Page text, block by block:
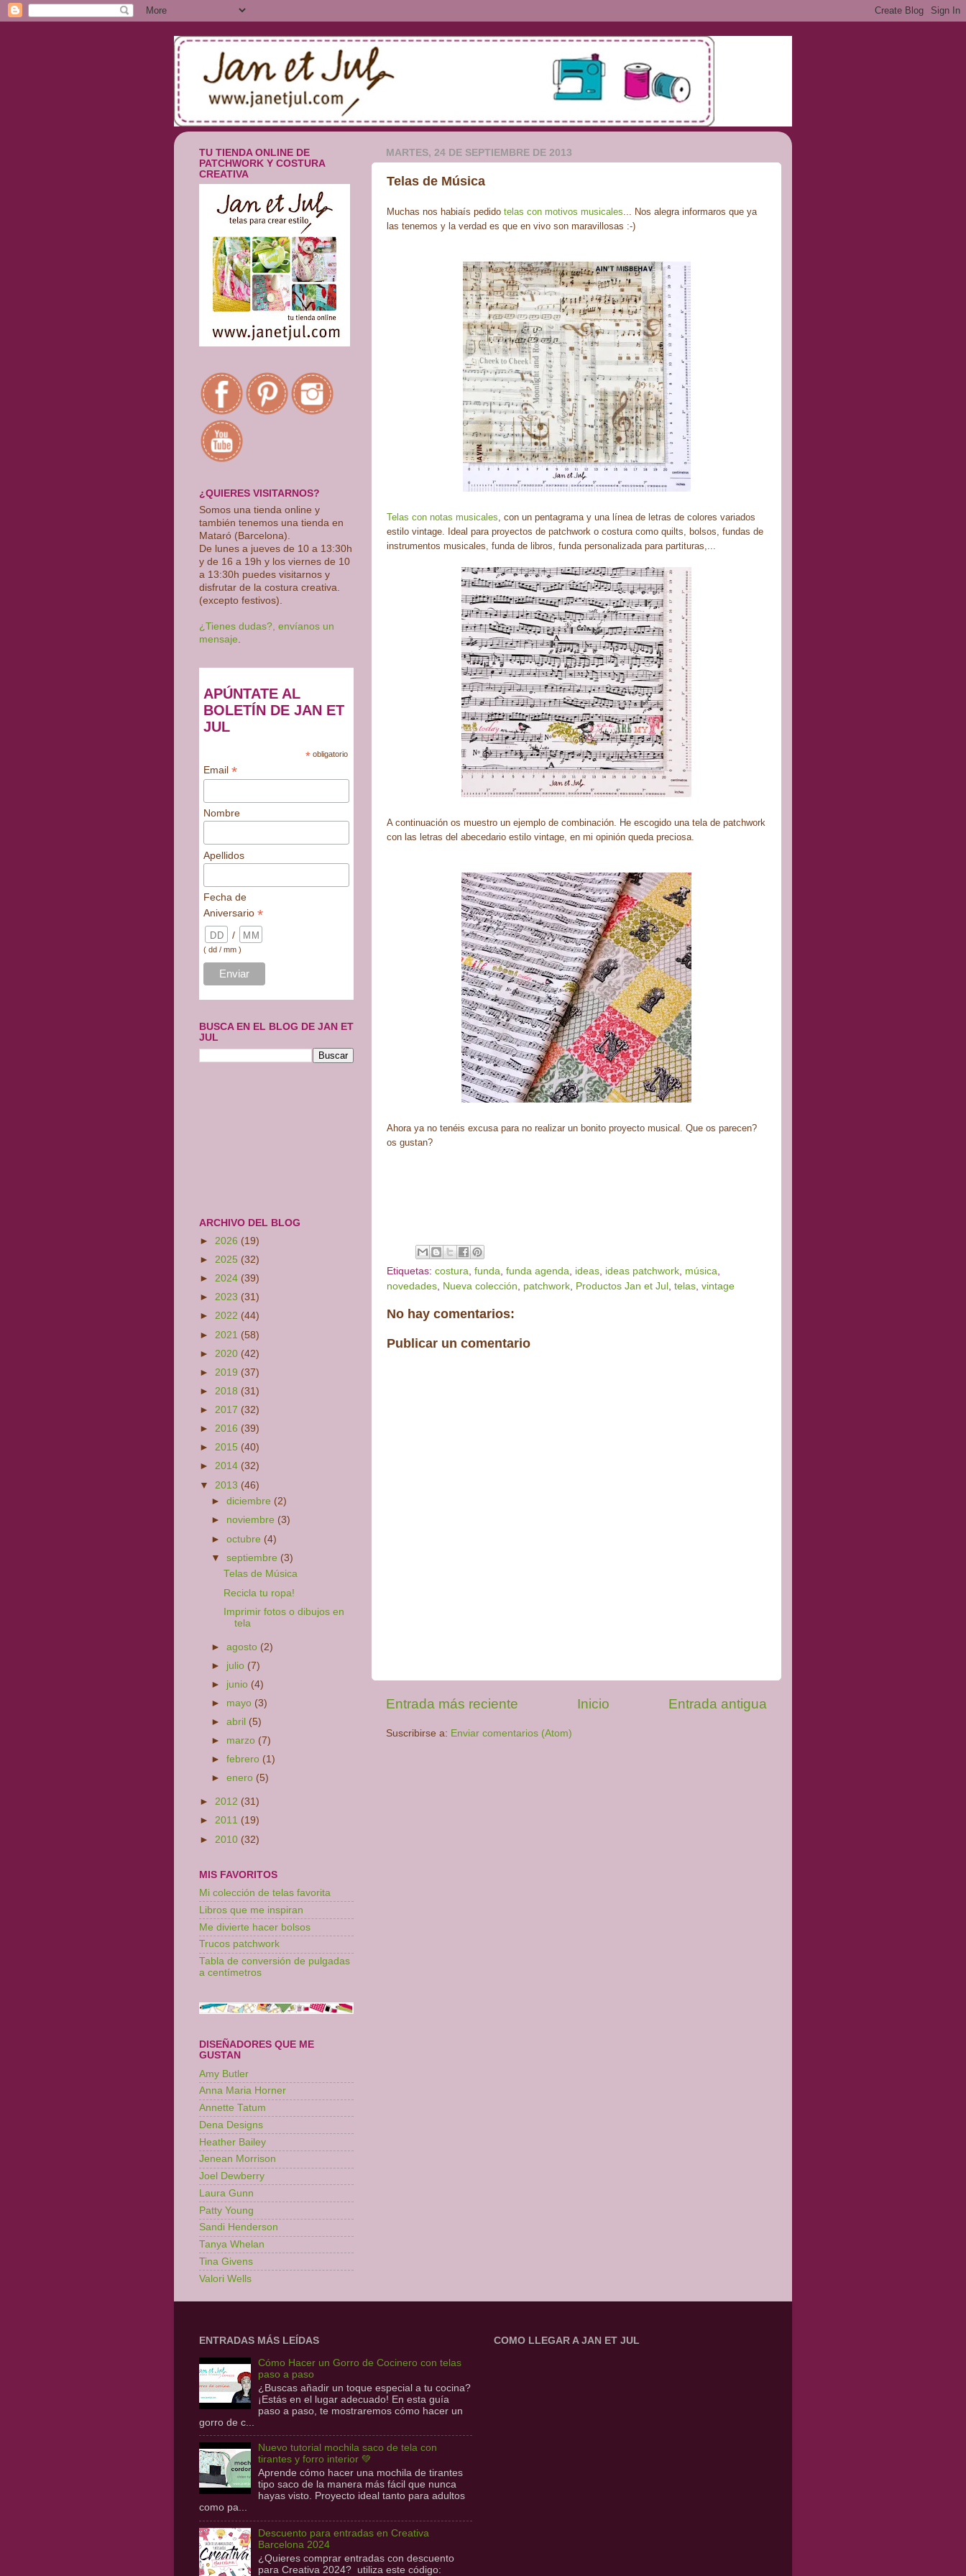
MARTES, 24 DE SEPTIEMBRE DE 2013
Telas de Música
Muchas nos habiaís pedido telas con motivos musicales ... Nos alegra informaros que ya
las tenemos y la verdad es que en vivo son maravillosas :-)
Telas con notas musicales , con un pentagrama y una línea de letras de colores variados
estilo vintage. Ideal para proyectos de patchwork o costura como quilts, bolsos, fundas de
instrumentos musicales, funda de libros, funda personalizada para partituras,...
A continuación os muestro un ejemplo de combinación. He escogido una tela de patchwork
con las letras del abecedario estilo vintage, en mi opinión queda preciosa.
Ahora ya no tenéis excusa para no realizar un bonito proyecto musical. Que os parecen?
os gustan?
Etiquetas: costura, funda, funda agenda, ideas, ideas patchwork, música,
novedades, Nueva colección, patchwork, Productos Jan et Jul , telas, vintage
No hay comentarios:
Publicar un comentario
Entrada más reciente Entrada antigua
Inicio
Suscribirse a: Enviar comentarios (Atom)
TU TIENDA ONLINE DE
PATCHWORK Y COSTURA
CREATIVA
¿QUIERES VISITARNOS?
Somos una tienda online y
también tenemos una tienda en
Mataró (Barcelona).
De lunes a jueves de 10 a 13:30h
y de 16 a 19h y los viernes de 10
a 13:30h puedes visitarnos y
disfrutar de la costura creativa.
(excepto festivos).
¿Tienes dudas?, envíanos un
mensaje.
APÚNTATE AL
BOLETÍN DE JAN ET
JUL
*obligatorio
Email*
Nombre
Apellidos
Fecha de
Aniversario*
/
( dd / mm )
BUSCA EN EL BLOG DE JAN ET
JUL
ARCHIVO DEL BLOG
► 2026 (19)
► 2025 (32)
► 2024 (39)
► 2023 (31)
► 2022 (44)
► 2021 (58)
► 2020 (42)
► 2019 (37)
► 2018 (31)
► 2017 (32)
► 2016 (39)
► 2015 (40)
► 2014 (32)
▼ 2013 (46)
►diciembre (2)
► noviembre (3)
►octubre (4)
▼septiembre (3)
Telas de Música
Recicla tu ropa!
Imprimir fotos o dibujos en
tela
►agosto (2)
► julio (7)
► junio (4)
► mayo (3)
►abril (5)
► marzo (7)
►febrero (1)
►enero (5)
► 2012 (31)
► 2011 (19)
► 2010 (32)
MIS FAVORITOS
Mi colección de telas favorita
Libros que me inspiran
Me divierte hacer bolsos
Trucos patchwork
Tabla de conversión de pulgadas
a centímetros
DISEÑADORES QUE ME
GUSTAN
Amy Butler
Anna Maria Horner
Annette Tatum
Dena Designs
Heather Bailey
Jenean Morrison
Joel Dewberry
Laura Gunn
Patty Young
Sandi Henderson
Tanya Whelan
Tina Givens
Valori Wells
ENTRADAS MÁS LEÍDAS
Cómo Hacer un Gorro de Cocinero con telas
paso a paso
¿Buscas añadir un toque especial a tu cocina?
¡Estás en el lugar adecuado! En esta guía
paso a paso, te mostraremos cómo hacer un
gorro de c...
Nuevo tutorial mochila saco de tela con
tirantes y forro interior 💚
Aprende cómo hacer una mochila de tirantes
tipo saco de la manera más fácil que nunca
hayas visto. Proyecto ideal tanto para adultos
como pa...
Descuento para entradas en Creativa
Barcelona 2024
¿Quieres comprar entradas con descuento
para Creativa 2024? utiliza este código:
COMO LLEGAR A JAN ET JUL